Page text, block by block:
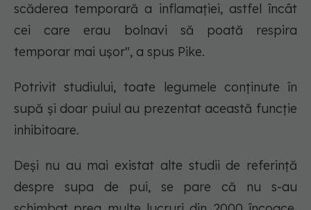
scăderea temporară a inflamației, astfel încât
cei care erau bolnavi să poată respira
temporar mai ușor", a spus Pike.
Potrivit studiului, toate legumele conținute în
supă și doar puiul au prezentat această funcție
inhibitoare.
Deși nu au mai existat alte studii de referință
despre supa de pui, se pare că nu s-au